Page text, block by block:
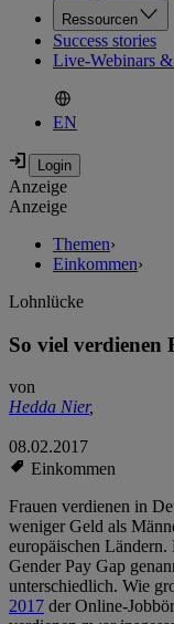
Ressourcen
Success stories
Live-Webinars
EN
Anzeige
Anzeige
Themen›
Einkommen›
Lohnlücke
So viel verdienen
von
Hedda Nier,
08.02.2017
Einkommen
Frauen verdienen in
weniger Geld als
europäischen Ländern.
Gender Pay Gap
unterschiedlich. Wie
2017 der Online-